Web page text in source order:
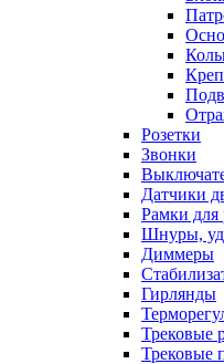
Розетки
Звонки
Датчики
Рамки для
Шнуры,
Диммеры
Гирлянды
Трековые
Трековые